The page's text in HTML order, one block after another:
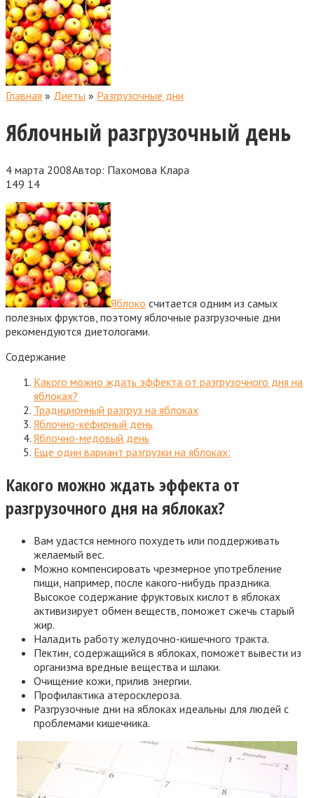
Главная » Диеты » Разгрузочные дни
Яблочный разгрузочный день
4 марта 2008Автор: Пахомова Клара
149 14
Яблоко считается одним из самых
полезных фруктов, поэтому яблочные разгрузочные дни
рекомендуются диетологами.
Содержание
Какого можно ждать эффекта от разгрузочного дня на
яблоках?
Традиционный разгруз на яблоках
Яблочно-кефирный день
Яблочно-медовый день
Еще один вариант разгрузки на яблоках:
Какого можно ждать эффекта от
разгрузочного дня на яблоках?
Вам удастся немного похудеть или поддерживать
желаемый вес.
Можно компенсировать чрезмерное употребление
пищи, например, после какого-нибудь праздника.
Высокое содержание фруктовых кислот в яблоках
активизирует обмен веществ, поможет сжечь старый
жир.
Наладить работу желудочно-кишечного тракта.
Пектин, содержащийся в яблоках, поможет вывести из
организма вредные вещества и шлаки.
Очищение кожи, прилив энергии.
Профилактика атеросклероза.
Разгрузочные дни на яблоках идеальны для людей с
проблемами кишечника.